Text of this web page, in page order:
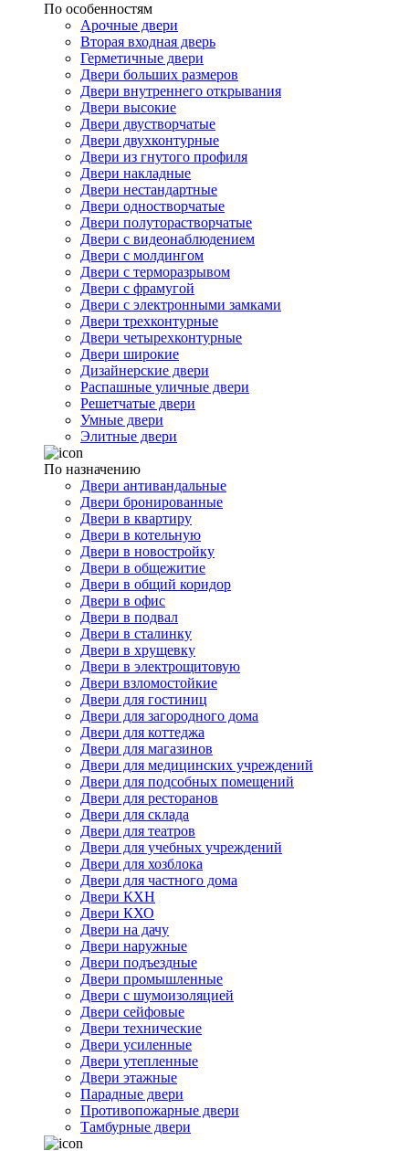
По особенностям
Арочные двери
Вторая входная дверь
Герметичные двери
Двери больших размеров
Двери внутреннего открывания
Двери высокие
Двери двустворчатые
Двери двухконтурные
Двери из гнутого профиля
Двери накладные
Двери нестандартные
Двери одностворчатые
Двери полуторастворчатые
Двери с видеонаблюдением
Двери с молдингом
Двери с терморазрывом
Двери с фрамугой
Двери с электронными замками
Двери трехконтурные
Двери четырехконтурные
Двери широкие
Дизайнерские двери
Распашные уличные двери
Решетчатые двери
Умные двери
Элитные двери
По назначению
Двери антивандальные
Двери бронированные
Двери в квартиру
Двери в котельную
Двери в новостройку
Двери в общежитие
Двери в общий коридор
Двери в офис
Двери в подвал
Двери в сталинку
Двери в хрущевку
Двери в электрощитовую
Двери взломостойкие
Двери для гостиниц
Двери для загородного дома
Двери для коттеджа
Двери для магазинов
Двери для медицинских учреждений
Двери для подсобных помещений
Двери для ресторанов
Двери для склада
Двери для театров
Двери для учебных учреждений
Двери для хозблока
Двери для частного дома
Двери КХН
Двери КХО
Двери на дачу
Двери наружные
Двери подъездные
Двери промышленные
Двери с шумоизоляцией
Двери сейфовые
Двери технические
Двери усиленные
Двери утепленные
Двери этажные
Парадные двери
Противопожарные двери
Тамбурные двери